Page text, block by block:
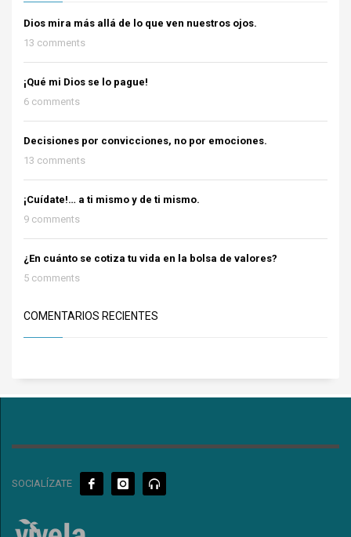
Dios mira más allá de lo que ven nuestros ojos.
13 comments
¡Qué mi Dios se lo pague!
6 comments
Decisiones por convicciones, no por emociones.
13 comments
¡Cuídate!… a ti mismo y de ti mismo.
9 comments
¿En cuánto se cotiza tu vida en la bolsa de valores?
5 comments
COMENTARIOS RECIENTES
SOCIALÍZATE